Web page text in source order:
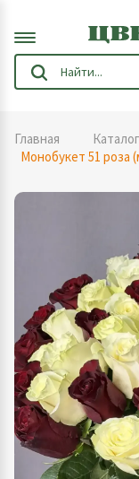
Главная Каталог
Монобукет 51 роза